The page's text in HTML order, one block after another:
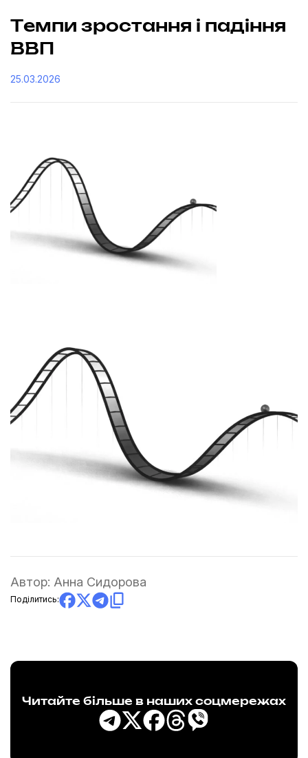
Темпи зростання і падіння
ВВП
25.03.2026
Автор: Анна Сидорова
Поділитись:
Читайте більше в наших соцмережах